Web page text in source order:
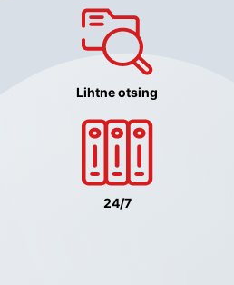
Lihtne otsing
24/7